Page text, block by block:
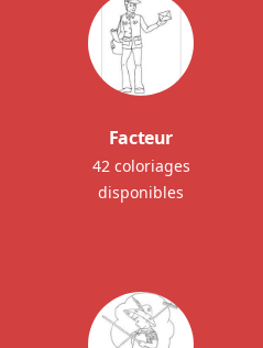
Facteur
42 coloriages
disponibles